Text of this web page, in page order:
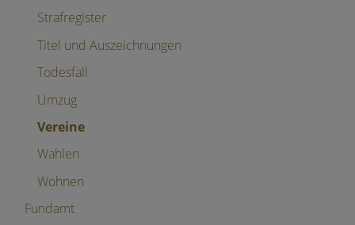
Strafregister
Titel und Auszeichnungen
Todesfall
Umzug
Vereine
Wahlen
Wohnen
Fundamt